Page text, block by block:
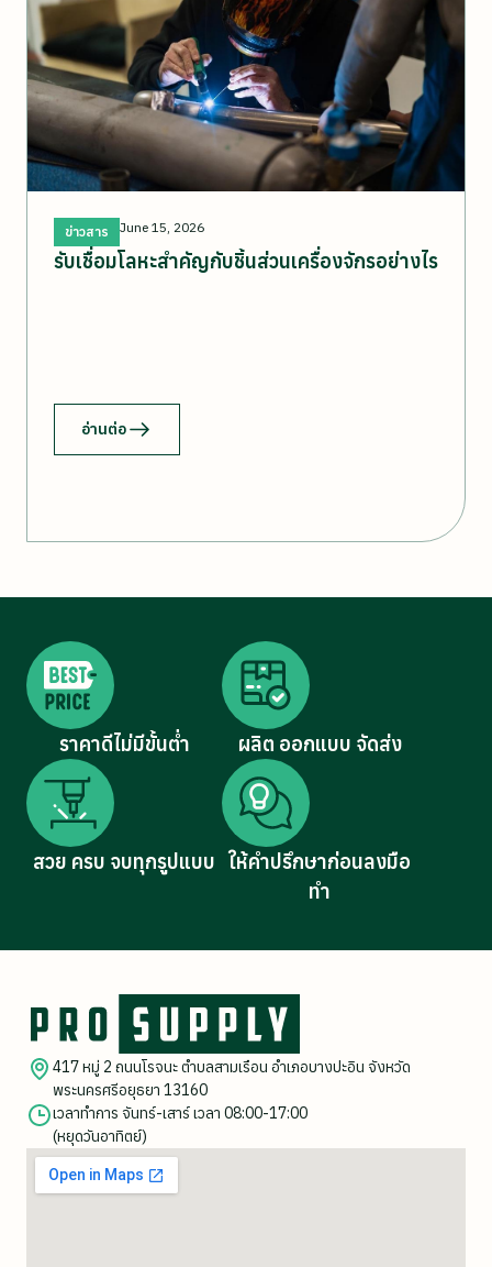
ข่าวสาร June 15, 2026
รับเชื่อมโลหะสำคัญกับชิ้นส่วนเครื่องจักรอย่างไร
อ่านต่อ
ราคาดีไม่มีขั้นต่ำ ผลิต ออกแบบ จัดส่ง
สวย ครบ จบทุกรูปแบบ ให้คำปรึกษาก่อนลงมือ
ทำ
417 หมู่ 2 ถนนโรจนะ ตำบลสามเรือน อำเภอบางปะอิน จังหวัด
พระนครศรีอยุธยา 13160
เวลาทำการ จันทร์-เสาร์ เวลา 08:00-17:00
(หยุดวันอาทิตย์)